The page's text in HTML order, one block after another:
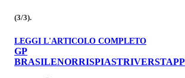
(3/3).
LEGGI L'ARTICOLO COMPLETO
GP
BRASILENORRISPIASTRI